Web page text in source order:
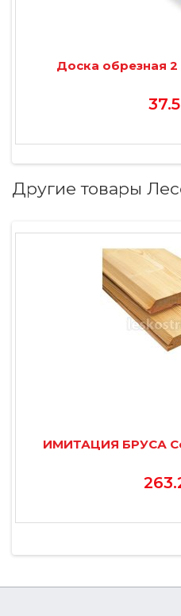
Доска обрезная
Другие товары
ИМИТАЦИЯ БРУСА